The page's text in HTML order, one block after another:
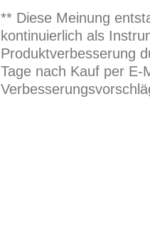
** Diese Meinung
kontinuierlich als
Produktverbesserung
Tage nach Kauf per E-